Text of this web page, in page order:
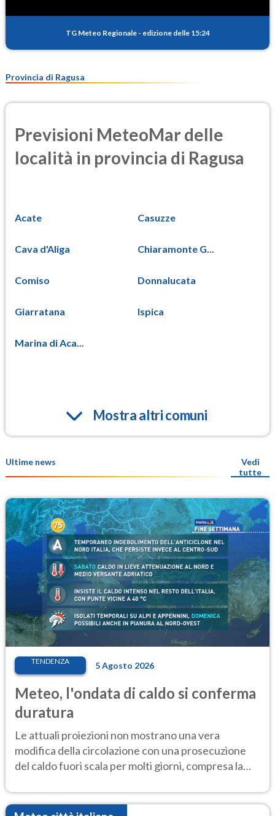
TG Meteo Regionale - edizione delle 15:24
Provincia di Ragusa
Previsioni MeteoMar delle
località in provincia di Ragusa
Acate Casuzze
Cava d'Aliga Chiaramonte G...
Comiso Donnalucata
Giarratana Ispica
Marina di Aca...
Mostra altri comuni
Ultime news
Vedi
tutte
TENDENZA 5 Agosto 2026
Meteo, l'ondata di caldo si conferma
duratura
Le attuali proiezioni non mostrano una vera
modifica della circolazione con una prosecuzione
del caldo fuori scala per molti giorni, compresa la